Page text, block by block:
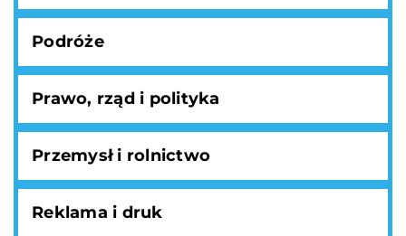
Podróże
Prawo, rząd i polityka
Przemysł i rolnictwo
Reklama i druk